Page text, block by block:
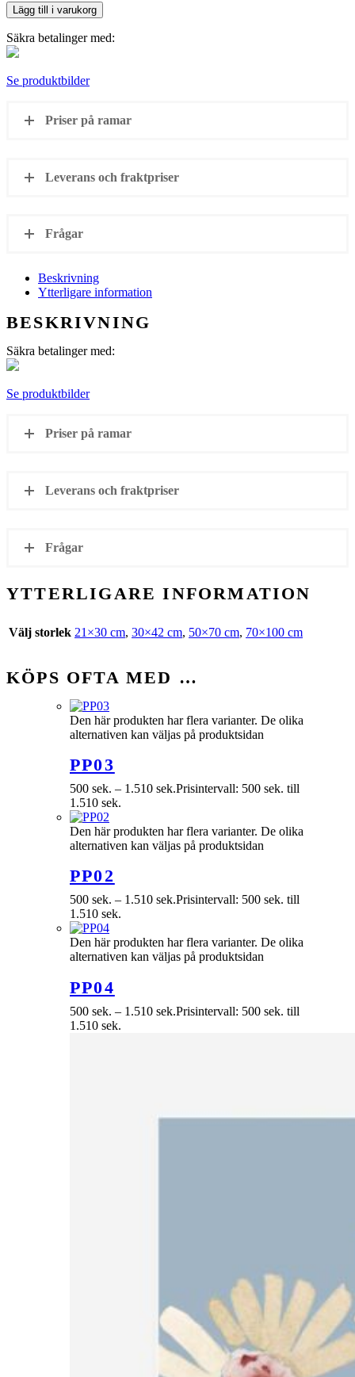
Lägg till i varukorg
Säkra betalinger med:
Se produktbilder
Priser på ramar
Leverans och fraktpriser
Frågar
Beskrivning
Ytterligare information
BESKRIVNING
Säkra betalinger med:
Se produktbilder
Priser på ramar
Leverans och fraktpriser
Frågar
YTTERLIGARE INFORMATION
Välj storlek 21×30 cm, 30×42 cm, 50×70 cm, 70×100 cm
KÖPS OFTA MED …
Den här produkten har flera varianter. De olika
alternativen kan väljas på produktsidan
PP03
500 sek. – 1.510 sek.Prisintervall: 500 sek. till
1.510 sek.
Den här produkten har flera varianter. De olika
alternativen kan väljas på produktsidan
PP02
500 sek. – 1.510 sek.Prisintervall: 500 sek. till
1.510 sek.
Den här produkten har flera varianter. De olika
alternativen kan väljas på produktsidan
PP04
500 sek. – 1.510 sek.Prisintervall: 500 sek. till
1.510 sek.